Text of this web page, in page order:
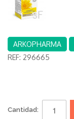
ARKOPHARMA
REF: 296665
Cantidad: